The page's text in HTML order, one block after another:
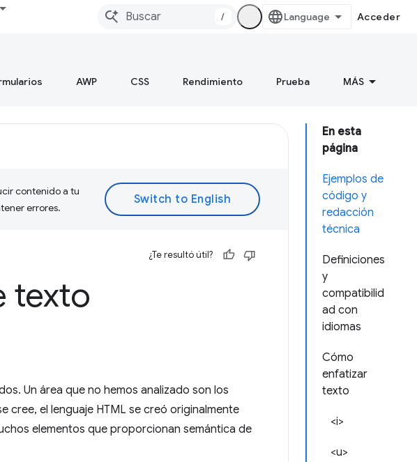
/ Acceder
AWP CSS Rendimiento Prueba MÁS
En esta
página
Ejemplos de
código y
redacción
técnica
Definiciones
y
compatibilid
ad con
idiomas
Cómo
enfatizar
texto
<i>
<u>
contenido a tu
errores.
¿Te resultó útil?
texto
Un área que no hemos analizado son los
el lenguaje HTML se creó originalmente
elementos que proporcionan semántica de